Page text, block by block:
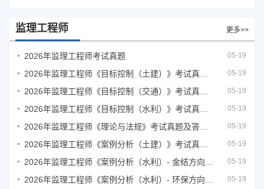
监理工程师 更多>>
2026年监理工程师考试真题 05-19
05-19
05-19
05-19
05-19
05-19
05-19
05-19